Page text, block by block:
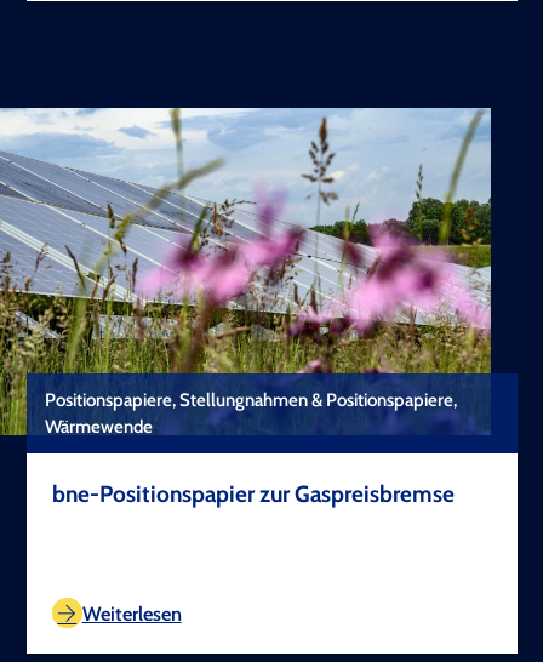
Positionspapiere, Stellungnahmen & Positionspapiere,
Wärmewende
bne-Positionspapier zur Gaspreisbremse
Weiterlesen